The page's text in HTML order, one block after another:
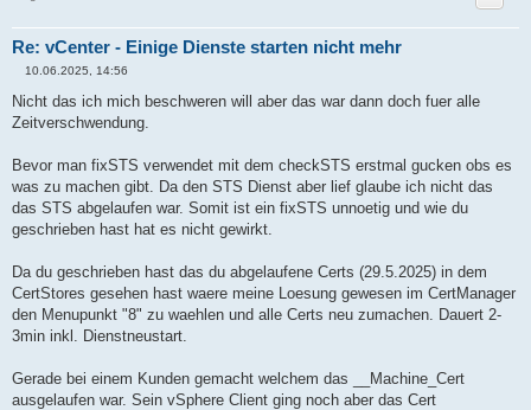
Not After : Dec 17 12:39:31 2032 GMT
[*] Store : server-vcenter.firma.de
Alias : server-vcenter.firma.de
Not After : May 29 09:46:35 2025 GMT
[*] Store : BACKUP_STORE
Alias : bkp___MACHINE_CERT
Not After : May 29 09:48:27 2025 GMT
Alias : bkp_machine
Alias : bkp_vsphere-webclient
Not After : May 29 09:48:28 2025 GMT
Alias : bkp_vpxd
Not After : May 29 09:48:29 2025 GMT
Alias : bkp_vpxd-extension
Re: vCenter - Einige Dienste starten nicht mehr
t
g
10.06.2025, 14:56
Nicht das ich mich beschweren will aber das war dann doch fuer alle
Zeitverschwendung.
Bevor man fixSTS verwendet mit dem checkSTS erstmal gucken obs es
was zu machen gibt. Da den STS Dienst aber lief glaube ich nicht das
das STS abgelaufen war. Somit ist ein fixSTS unnoetig und wie du
geschrieben hast hat es nicht gewirkt.
Da du geschrieben hast das du abgelaufene Certs (29.5.2025) in dem
CertStores gesehen hast waere meine Loesung gewesen im CertManager
den Menupunkt "8" zu waehlen und alle Certs neu zumachen. Dauert 2-
3min inkl. Dienstneustart.
Gerade bei einem Kunden gemacht welchem das __Machine_Cert
ausgelaufen war. Sein vSphere Client ging noch aber das Cert